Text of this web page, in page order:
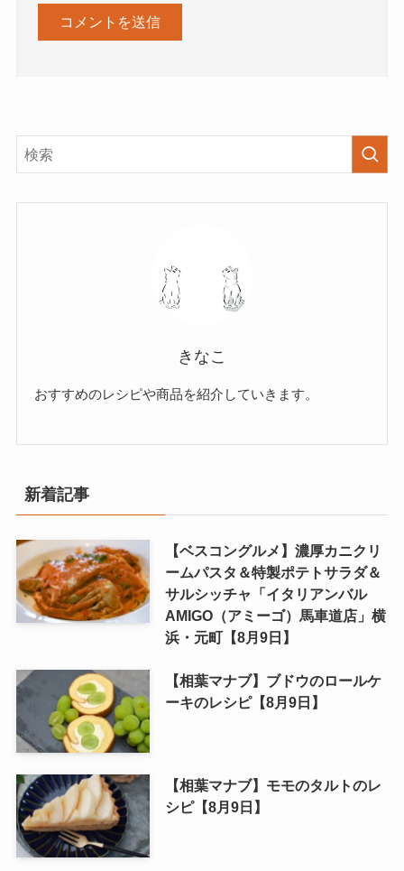
きなこ
おすすめのレシピや商品を紹介していきます。
新着記事
【ベスコングルメ】濃厚カニクリ
ームパスタ＆特製ポテトサラダ＆
サルシッチャ「イタリアンバル
AMIGO（アミーゴ）馬車道店」横
浜・元町【8月9日】
【相葉マナブ】ブドウのロールケ
ーキのレシピ【8月9日】
【相葉マナブ】モモのタルトのレ
シピ【8月9日】